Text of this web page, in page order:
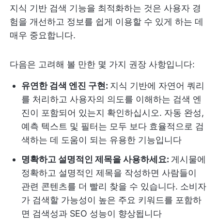
지식 기반 검색 기능을 최적화하는 것은 사용자 경
험을 개선하고 정보를 쉽게 이용할 수 있게 하는 데
매우 중요합니다.
다음은 고려해 볼 만한 몇 가지 권장 사항입니다:
유연한 검색 엔진 구현: 지식 기반에 자연어 쿼리
를 처리하고 사용자의 의도를 이해하는 검색 엔
진이 포함되어 있는지 확인하십시오. 자동 완성,
예측 텍스트 및 필터는 모두 보다 효율적으로 검
색하는 데 도움이 되는 유용한 기능입니다
명확하고 설명적인 제목을 사용하세요: 게시물에
정확하고 설명적인 제목을 작성하면 사람들이
관련 콘텐츠를 더 빨리 찾을 수 있습니다. 소비자
가 검색할 가능성이 높은 주요 키워드를 포함하
면 검색성과 SEO 성능이 향상됩니다